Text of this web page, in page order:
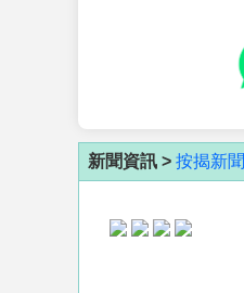
新聞資訊 > 按揭新聞